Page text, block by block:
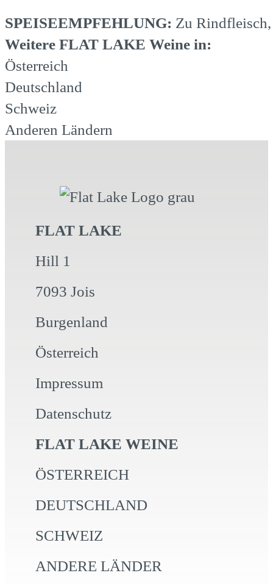
SPEISEEMPFEHLUNG: Zu
Weitere FLAT LAKE Weine in:
Österreich
Deutschland
Schweiz
Anderen Ländern
FLAT LAKE
Hill 1
7093 Jois
Burgenland
Österreich
Impressum
Datenschutz
FLAT LAKE WEINE
ÖSTERREICH
DEUTSCHLAND
SCHWEIZ
ANDERE LÄNDER